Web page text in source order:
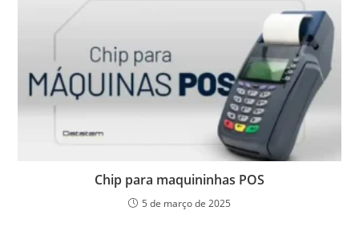
Chip para maquininhas POS
5 de março de 2025